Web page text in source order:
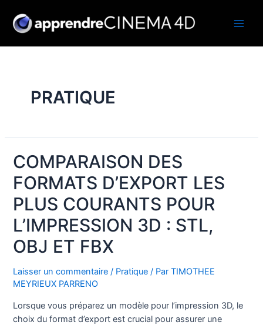
contenu
PRATIQUE
COMPARAISON DES
FORMATS D’EXPORT LES
PLUS COURANTS POUR
L’IMPRESSION 3D : STL,
OBJ ET FBX
Laisser un commentaire / Pratique / ParTIMOTHEE
MEYRIEUX PARRENO
Lorsque vous préparez un modèle pour l’impression 3D, le
choix du format d’export est crucial pour assurer une